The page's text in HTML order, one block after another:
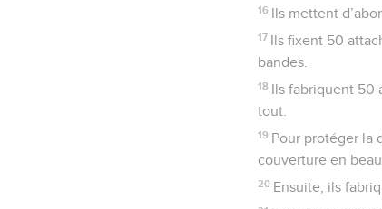
16 Ils mettent
17 Ils fixent 50
bandes.
18 Ils fabriquent 50
tout.
19 Pour protéger la
couverture en
20 Ensuite, ils